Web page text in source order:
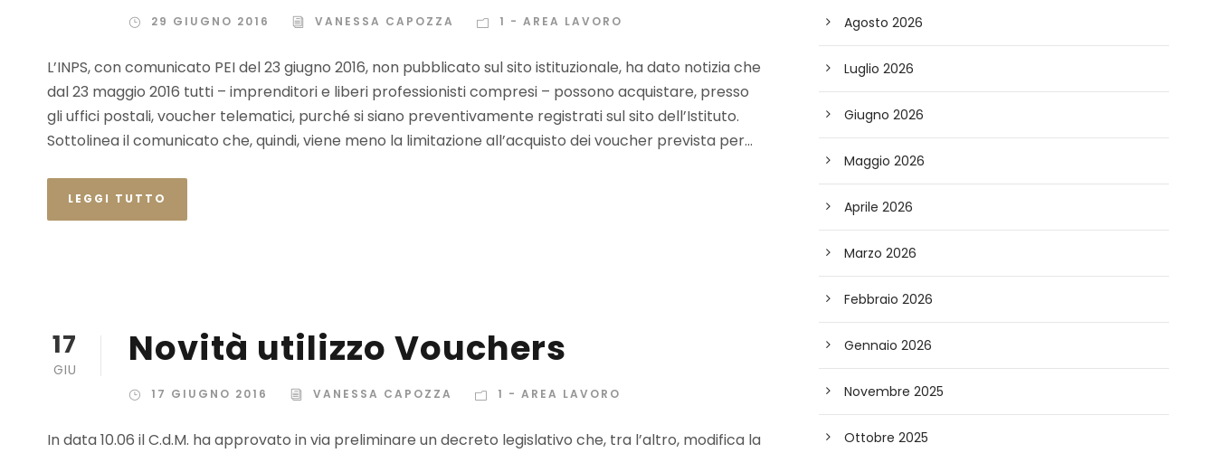
29 GIUGNO 2016 VANESSA CAPOZZA 1 - AREA LAVORO
L’INPS, con comunicato PEI del 23 giugno 2016, non pubblicato sul sito istituzionale, ha dato notizia che
dal 23 maggio 2016 tutti – imprenditori e liberi professionisti compresi – possono acquistare, presso
gli uffici postali, voucher telematici, purché si siano preventivamente registrati sul sito dell’Istituto.
Sottolinea il comunicato che, quindi, viene meno la limitazione all’acquisto dei voucher prevista per...
LEGGI TUTTO
17
GIU Novità utilizzo Vouchers
17 GIUGNO 2016 VANESSA CAPOZZA 1 - AREA LAVORO
In data 10.06 il C.d.M. ha approvato in via preliminare un decreto legislativo che, tra l’altro, modifica la
Agosto 2026
Luglio 2026
Giugno 2026
Maggio 2026
Aprile 2026
Marzo 2026
Febbraio 2026
Gennaio 2026
Novembre 2025
Ottobre 2025